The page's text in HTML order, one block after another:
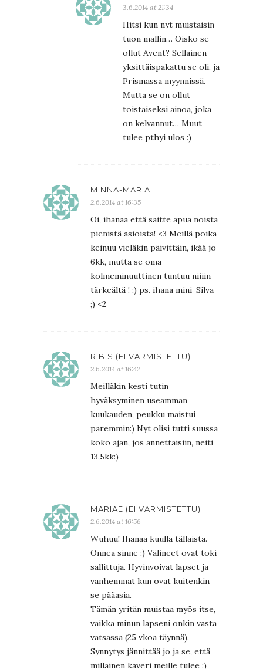
3.6.2014 at 21:34
Hitsi kun nyt muistaisin
tuon mallin… Oisko se
ollut Avent? Sellainen
yksittäispakattu se oli, ja
Prismassa myynnissä.
Mutta se on ollut
toistaiseksi ainoa, joka
on kelvannut… Muut
tulee pthyi ulos :)
MINNA-MARIA
2.6.2014 at 16:35
Oi, ihanaa että saitte apua noista
pienistä asioista! <3 Meillä poika
keinuu vieläkin päivittäin, ikää jo
6kk, mutta se oma
kolmeminuuttinen tuntuu niiiin
tärkeältä ! :) ps. ihana mini-Silva
;) <2
RIBIS (EI VARMISTETTU)
2.6.2014 at 16:42
Meilläkin kesti tutin
hyväksyminen useamman
kuukauden, peukku maistui
paremmin:) Nyt olisi tutti suussa
koko ajan, jos annettaisiin, neiti
13,5kk:)
MARIAE (EI VARMISTETTU)
2.6.2014 at 16:56
Wuhuu! Ihanaa kuulla tällaista.
Onnea sinne :) Välineet ovat toki
sallittuja. Hyvinvoivat lapset ja
vanhemmat kun ovat kuitenkin
se pääasia.
Tämän yritän muistaa myös itse,
vaikka minun lapseni onkin vasta
vatsassa (25 vkoa täynnä).
Synnytys jännittää jo ja se, että
millainen kaveri meille tulee :)